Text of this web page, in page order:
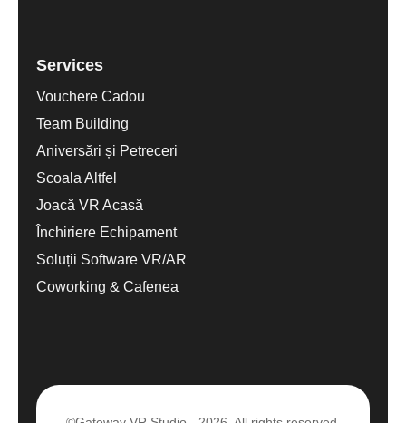
Services
Vouchere Cadou
Team Building
Aniversări și Petreceri
Scoala Altfel
Joacă VR Acasă
Închiriere Echipament
Soluții Software VR/AR
Coworking & Cafenea